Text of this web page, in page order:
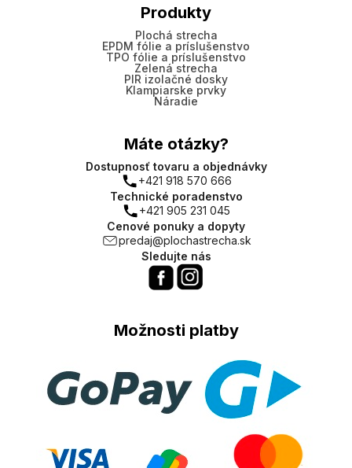
Produkty
Plochá strecha
EPDM fólie a príslušenstvo
TPO fólie a príslušenstvo
Zelená strecha
PIR izolačné dosky
Klampiarske prvky
Náradie
Máte otázky?
Dostupnosť tovaru a objednávky
+421 918 570 666
Technické poradenstvo
+421 905 231 045
Cenové ponuky a dopyty
predaj@plochastrecha.sk
Sledujte nás
Možnosti platby